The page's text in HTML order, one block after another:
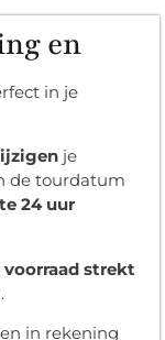
en
in je
je
de tourdatum
24 uur
voorraad strekt
in rekening